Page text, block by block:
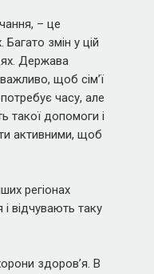
– це
змін у цій
Держава
щоб сімʼї
часу, але
такої допомоги і
активними, щоб
регіонах
відчувають таку
здоровʼя. В